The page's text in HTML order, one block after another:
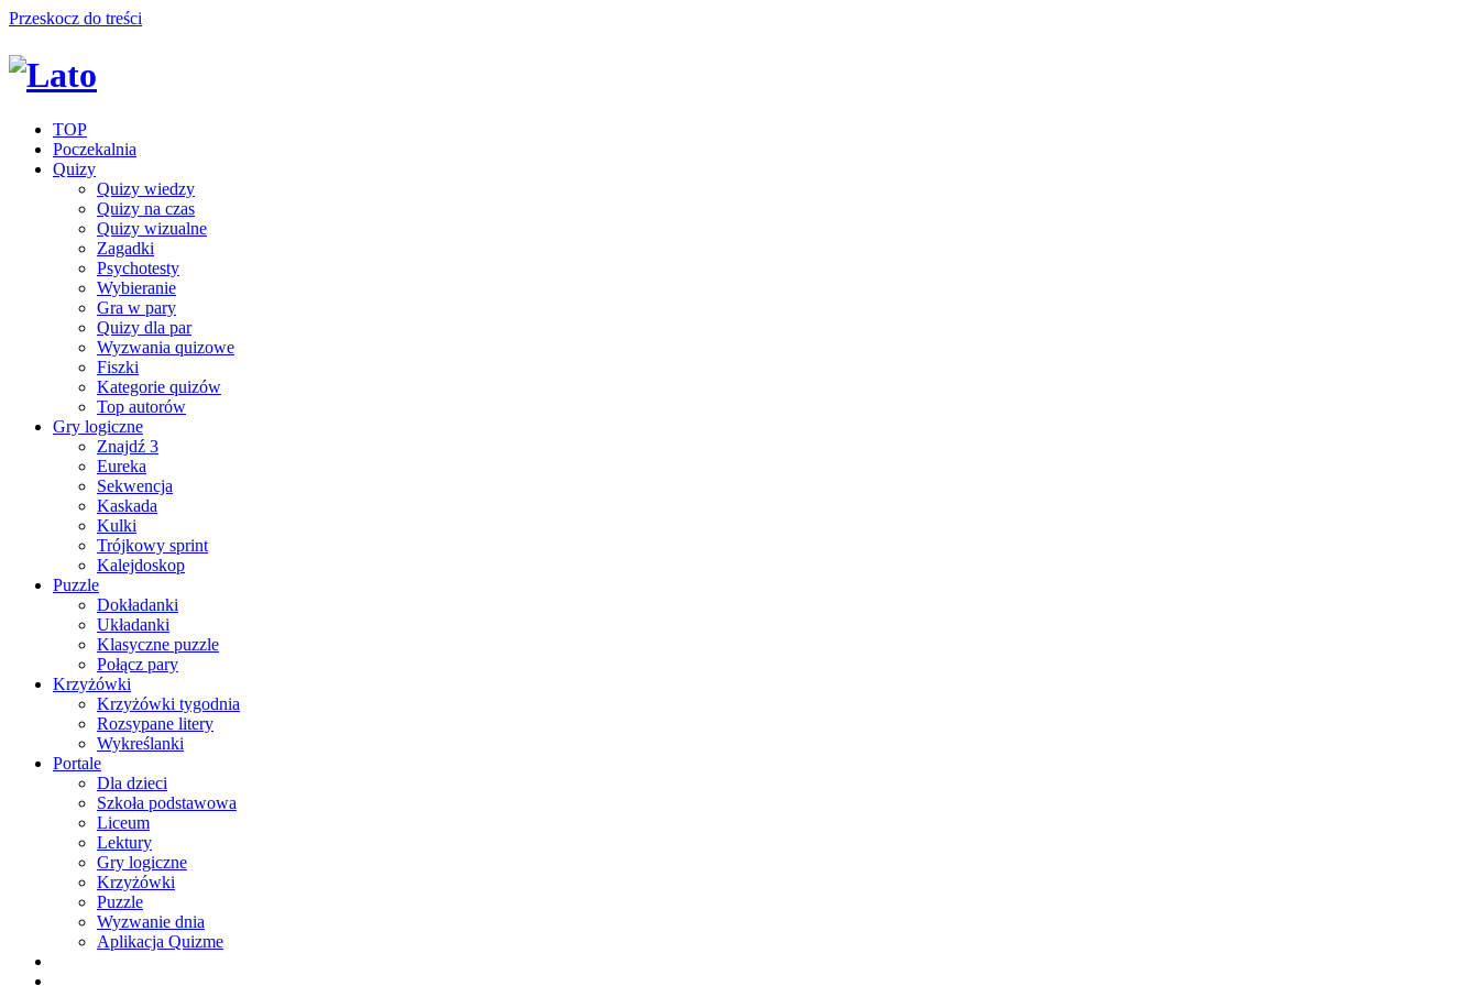
Przeskocz do treści
TOP
Poczekalnia
Quizy
Quizy wiedzy
Quizy na czas
Quizy wizualne
Zagadki
Psychotesty
Wybieranie
Gra w pary
Quizy dla par
Wyzwania quizowe
Fiszki
Kategorie quizów
Top autorów
Gry logiczne
Znajdź 3
Eureka
Sekwencja
Kaskada
Kulki
Trójkowy sprint
Kalejdoskop
Puzzle
Dokładanki
Układanki
Klasyczne puzzle
Połącz pary
Krzyżówki
Krzyżówki tygodnia
Rozsypane litery
Wykreślanki
Portale
Dla dzieci
Szkoła podstawowa
Liceum
Lektury
Gry logiczne
Krzyżówki
Puzzle
Wyzwanie dnia
Aplikacja Quizme